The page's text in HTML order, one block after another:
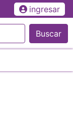
ingresar
Buscar